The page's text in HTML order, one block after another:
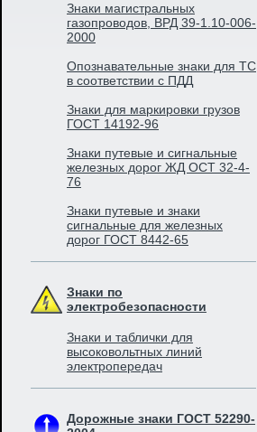
Знаки магистральных
газопроводов, ВРД 39-1.10-006-
2000
Опознавательные знаки для ТС
в соответствии с ПДД
Знаки для маркировки грузов
ГОСТ 14192-96
Знаки путевые и сигнальные
железных дорог ЖД ОСТ 32-4-
76
Знаки путевые и знаки
сигнальные для железных
дорог ГОСТ 8442-65
Знаки по
электробезопасности
Знаки и таблички для
высоковольтных линий
электропередач
Дорожные знаки ГОСТ 52290-